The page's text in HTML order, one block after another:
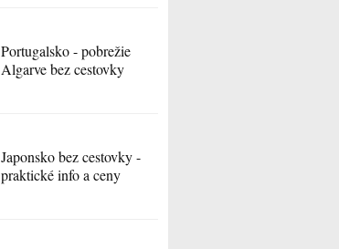
Portugalsko - pobrežie
Algarve bez cestovky
Japonsko bez cestovky -
praktické info a ceny